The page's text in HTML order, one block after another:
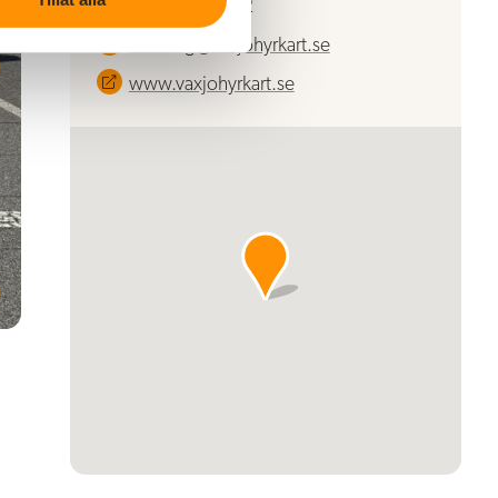
070-345 60 42
bokning@vaxjohyrkart.se
www.vaxjohyrkart.se